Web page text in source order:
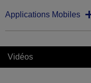
Applications Mobiles
Vidéos